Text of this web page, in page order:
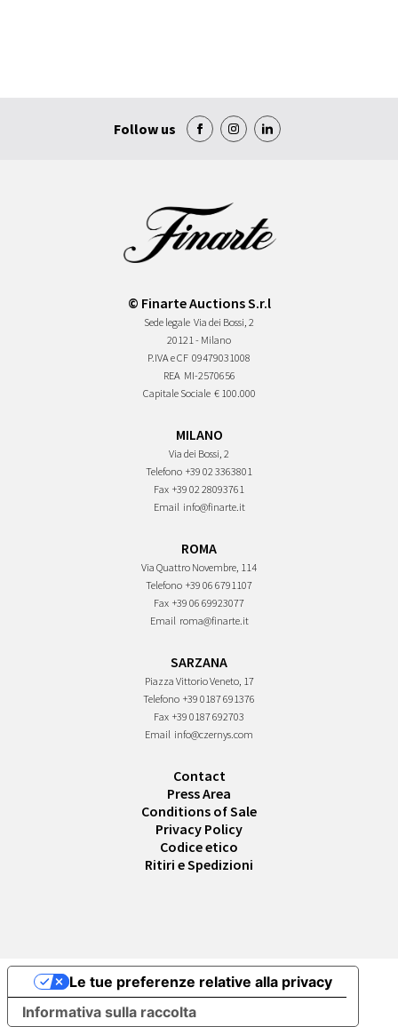
Follow us
© Finarte Auctions S.r.l
Sede legale Via dei Bossi, 2
20121 - Milano
P.IVA e CF 09479031008
REA MI-2570656
Capitale Sociale € 100.000
MILANO
Via dei Bossi, 2
Telefono +39 02 3363801
Fax +39 02 28093761
Email info@finarte.it
ROMA
Via Quattro Novembre, 114
Telefono +39 06 6791107
Fax +39 06 69923077
Email roma@finarte.it
SARZANA
Piazza Vittorio Veneto, 17
Telefono +39 0187 691376
Fax +39 0187 692703
Email info@czernys.com
Contact
Press Area
Conditions of Sale
Privacy Policy
Codice etico
Ritiri e Spedizioni
Informativa sulla raccolta
Le tue preferenze relative alla privacy